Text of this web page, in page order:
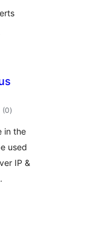
(0total
de
)
in the
used
IP &